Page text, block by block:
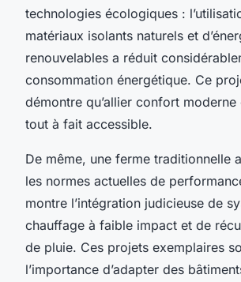
technologies écologiques :
matériaux isolants naturels et
renouvelables a réduit
consommation énergétique. Ce
démontre qu’allier confort
tout à fait accessible.
De même, une ferme traditionnelle
les normes actuelles de
montre l’intégration judicieuse de
chauffage à faible impact et de
de pluie. Ces projets exemplaires
l’importance d’adapter des